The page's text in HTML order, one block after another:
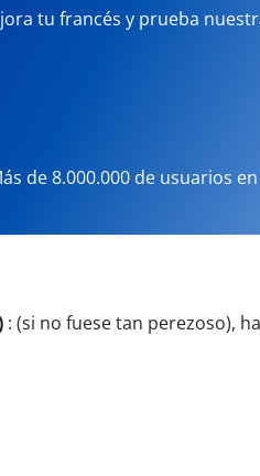
tu francés y prueba
de 8.000.000 de usuarios
: (si no fuese tan perezoso),